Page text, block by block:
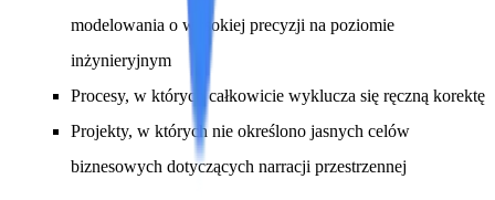
modelowania o wysokiej precyzji na poziomie
inżynieryjnym
Procesy, w których całkowicie wyklucza się ręczną korektę
Projekty, w których nie określono jasnych celów
biznesowych dotyczących narracji przestrzennej